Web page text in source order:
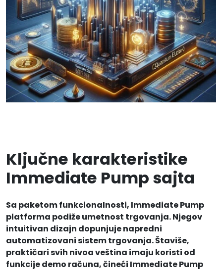
Ključne karakteristike
Immediate Pump sajta
Sa paketom funkcionalnosti, Immediate Pump
platforma podiže umetnost trgovanja. Njegov
intuitivan dizajn dopunjuje napredni
automatizovani sistem trgovanja. Štaviše,
praktičari svih nivoa veština imaju koristi od
funkcije demo računa, čineći Immediate Pump